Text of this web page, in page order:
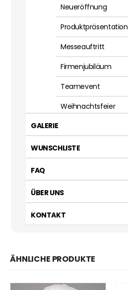
Neueröffnung
Produktpräsentation
Messeauftritt
Firmenjubiläum
Teamevent
Weihnachtsfeier
GALERIE
WUNSCHLISTE
FAQ
ÜBER UNS
KONTAKT
ÄHNLICHE PRODUKTE